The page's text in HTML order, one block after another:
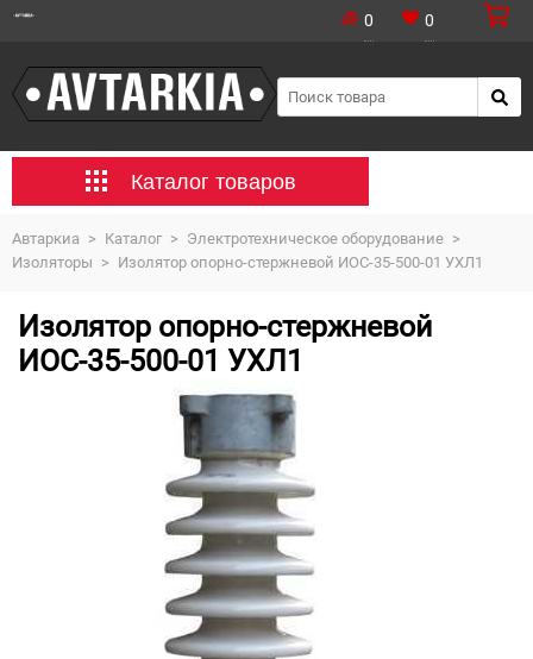
0 0
Каталог товаров
Автаркиа > Каталог > Электротехническое оборудование >
Изоляторы > Изолятор опорно-стержневой ИОС-35-500-01 УХЛ1
Изолятор опорно-стержневой
ИОС-35-500-01 УХЛ1